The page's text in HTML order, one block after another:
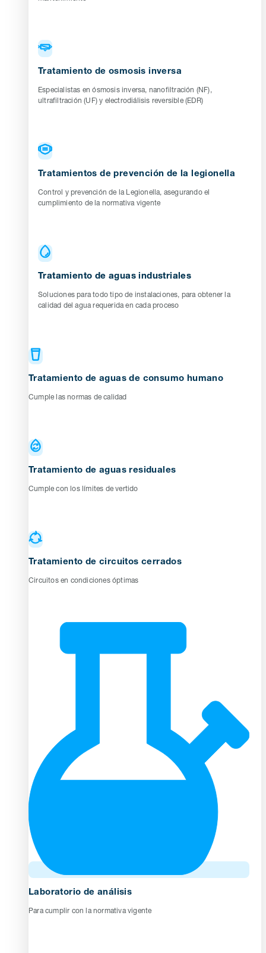
Tratamiento de osmosis inversa
Especialistas en ósmosis inversa, nanofiltración (NF),
ultrafiltración (UF) y electrodiálisis reversible (EDR)
Tratamientos de prevención de la legionella
Control y prevención de la Legionella, asegurando el
cumplimiento de la normativa vigente
Tratamiento de aguas industriales
Soluciones para todo tipo de instalaciones, para obtener la
calidad del agua requerida en cada proceso
Tratamiento de aguas de consumo humano
Cumple las normas de calidad
Tratamiento de aguas residuales
Cumple con los límites de vertido
Tratamiento de circuitos cerrados
Circuitos en condiciones óptimas
Laboratorio de análisis
Para cumplir con la normativa vigente